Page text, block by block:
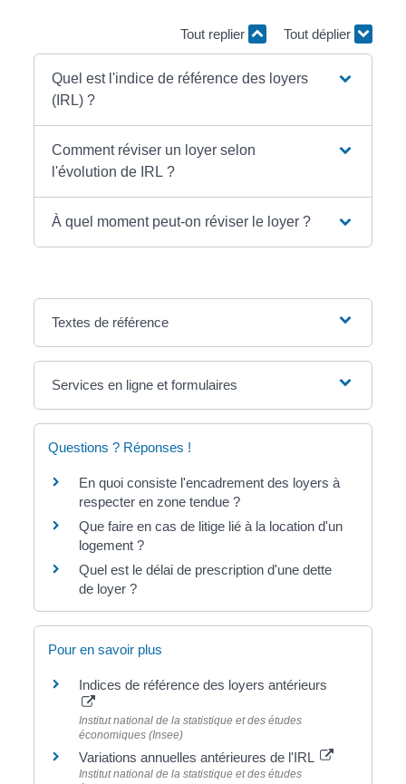
Tout replier Tout déplier
Quel est l'indice de référence des loyers
(IRL) ?
Comment réviser un loyer selon
l'évolution de IRL ?
À quel moment peut-on réviser le loyer ?
Textes de référence
Services en ligne et formulaires
Questions ? Réponses !
En quoi consiste l'encadrement des loyers à
respecter en zone tendue ?
Que faire en cas de litige lié à la location d'un
logement ?
Quel est le délai de prescription d'une dette
de loyer ?
Pour en savoir plus
Indices de référence des loyers antérieurs
Institut national de la statistique et des études
économiques (Insee)
Variations annuelles antérieures de l'IRL
Institut national de la statistique et des études